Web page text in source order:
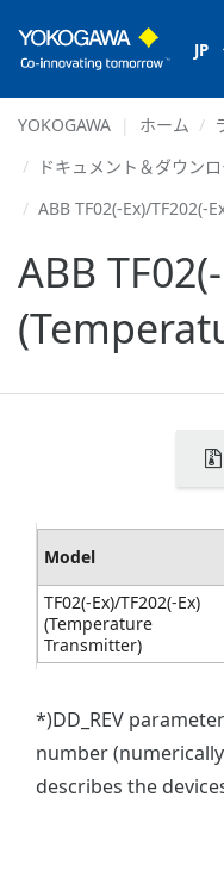
JP
YOKOGAWA ホーム
ドキュメント＆ダウン
ABB TF02(-Ex)/
ABB
Model
TF02(-Ex)/TF202(-Ex)
(Temperature
Transmitter)
*)DD_REV
number
describes the